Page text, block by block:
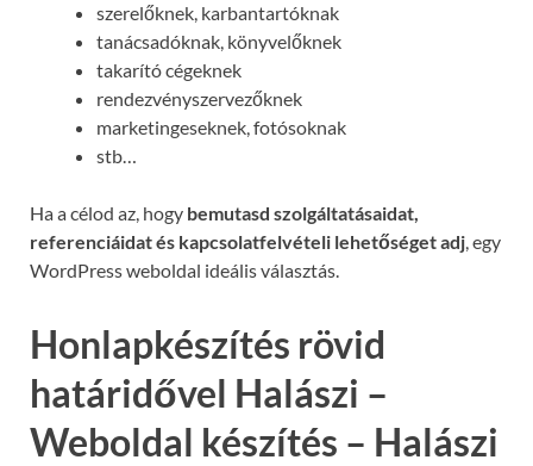
szerelőknek, karbantartóknak
tanácsadóknak, könyvelőknek
takarító cégeknek
rendezvényszervezőknek
marketingeseknek, fotósoknak
stb…
Ha a célod az, hogy bemutasd szolgáltatásaidat,
referenciáidat és kapcsolatfelvételi lehetőséget adj , egy
WordPress weboldal ideális választás.
Honlapkészítés rövid
határidővel Halászi –
Weboldal készítés – Halászi